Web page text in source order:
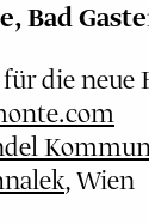
Bad
die neue
, Wien